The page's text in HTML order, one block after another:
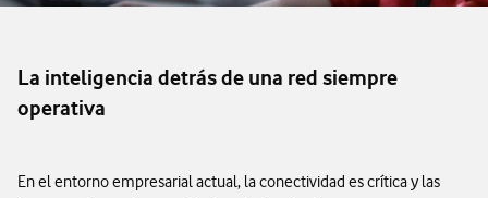
La inteligencia detrás de una red siempre
operativa
En el entorno empresarial actual, la conectividad es crítica y las